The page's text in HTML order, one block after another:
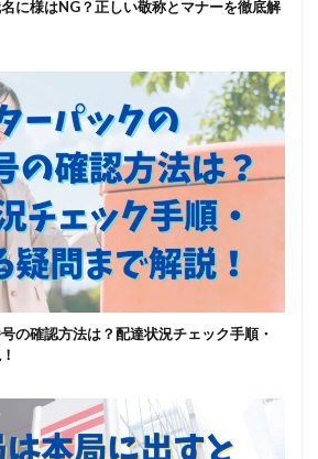
に様はNG？正しい敬称とマナーを徹底解
の確認方法は？配達状況チェック手順・